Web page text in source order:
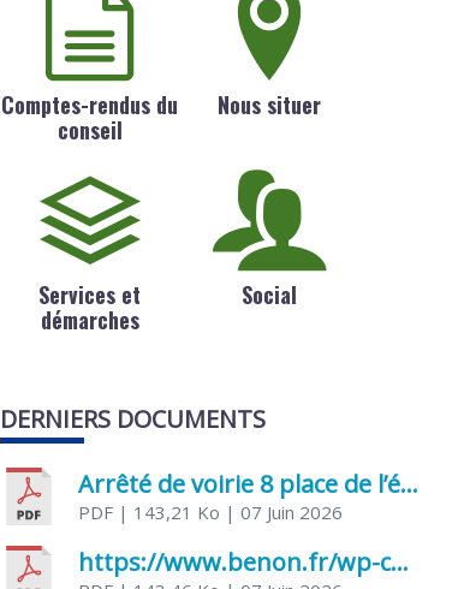
Comptes-rendus du
conseil
Nous situer
Services et
démarches
Social
DERNIERS DOCUMENTS
Arrêté de voirie 8 place de l’église 17170 Benon
PDF | 143,21 Ko | 07 Juin 2026
https://www.benon.fr/wp-content/uploads/2026/06/AR-Voirie-Chemin-de-Lafond-du-26-05-2026.pdf